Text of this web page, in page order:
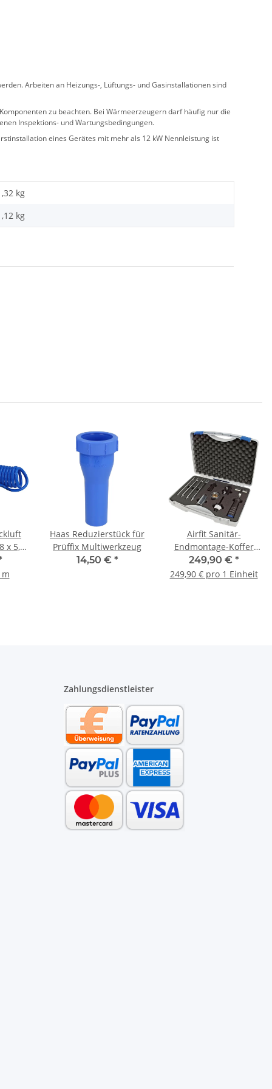
Arbeiten an Heizungs-, Lüftungs- und Gasinstallationen sind
zu beachten. Bei Wärmeerzeugern darf häufig nur die
Inspektions- und Wartungsbedingungen.
eines Gerätes mit mehr als 12 kW Nennleistung ist
kg
kg
x 5,5
Haas Reduzierstück für
Prüffix Multiwerkzeug
14,50 € *
Airfit Sanitär-
Endmontage-Koffer
"Profi" 20400SK
249,90 € *
249,90 € pro 1 Einheit
Zahlungsdienstleister